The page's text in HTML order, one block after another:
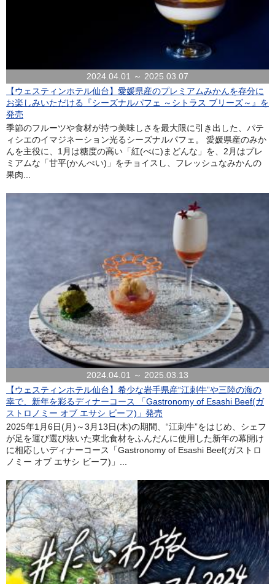
2024.04.01 ～ 2025.03.07
【ウェスティンホテル仙台】愛媛県産のプレミアムみかんを存分に
お楽しみいただける『シーズナルパフェ ～シトラス ブリーズ～』を
発売
季節のフルーツや食材が持つ美味しさを最大限に引き出した、パテ
ィシエのイマジネーション光るシーズナルパフェ。 愛媛県産のみか
んを主役に、1月は糖度の高い「紅(べに)まどんな」を、2月はプレ
ミアムな「甘平(かんぺい)」をチョイスし、フレッシュなみかんの
果肉...
2024.04.01 ～ 2025.03.13
【ウェスティンホテル仙台】希少な岩手県産“江刺牛”や三陸の海の
幸で、新年を彩るディナーコース 「Gastronomy of Esashi Beef(ガ
ストロノミー オブ エサシ ビーフ)」発売
2025年1月6日(月)～3月13日(木)の期間、“江刺牛”をはじめ、シェフ
が足を運び選び抜いた東北食材をふんだんに使用した新年の幕開け
に相応しいディナーコース「Gastronomy of Esashi Beef(ガストロ
ノミー オブ エサシ ビーフ)」...